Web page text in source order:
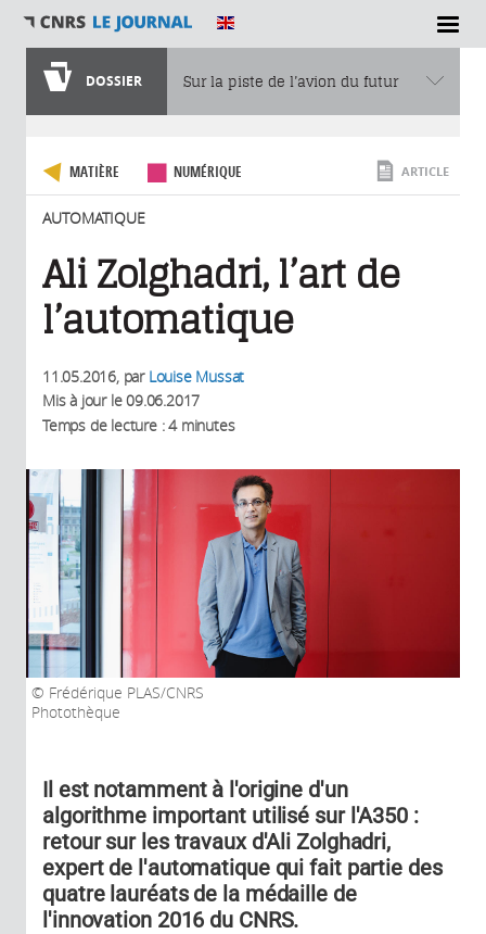
SECTIONS
DOSSIER Sur la piste de l’avion du futur
MATIÈRE NUMÉRIQUE
AUTOMATIQUE
ARTICLE
Ali Zolghadri, l’art de
l’automatique
11.05.2016, par Louise Mussat
Mis à jour le09.06.2017
Temps de lecture : 4 minutes
Frédérique PLAS/CNRS
Photothèque
Il est notamment à l'origine d'un
algorithme important utilisé sur l'A350 :
retour sur les travaux d'Ali Zolghadri,
expert de l'automatique qui fait partie des
quatre lauréats de la médaille de
l'innovation 2016 du CNRS.